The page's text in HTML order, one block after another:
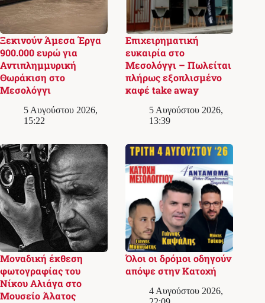
Ξεκινούν Άμεσα Έργα
900.000 ευρώ για
Αντιπλημμυρική
Θωράκιση στο
Μεσολόγγι
5 Αυγούστου 2026,
15:22
Επιχειρηματική
ευκαιρία στο
Μεσολόγγι – Πωλείται
πλήρως εξοπλισμένο
καφέ take away
5 Αυγούστου 2026,
13:39
Μοναδική έκθεση
φωτογραφίας του
Νίκου Αλιάγα στο
Μουσείο Άλατος
Όλοι οι δρόμοι οδηγούν
απόψε στην Κατοχή
4 Αυγούστου 2026,